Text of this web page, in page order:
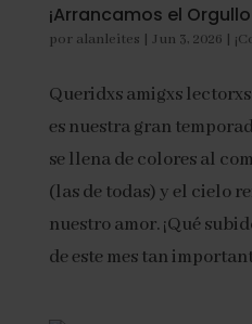
¡Arrancamos el
por alanleites | Jun 3, 2026 |
Queridxs amigxs
es nuestra gran
se llena de colores al
(las de todas) y el cielo
nuestro amor. ¡Qué
de este mes tan